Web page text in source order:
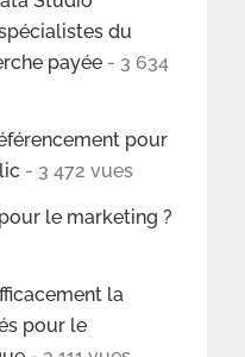
du
payée - 3 634
pour
- 3 472 vues
pour le marketing ?
la
pour le